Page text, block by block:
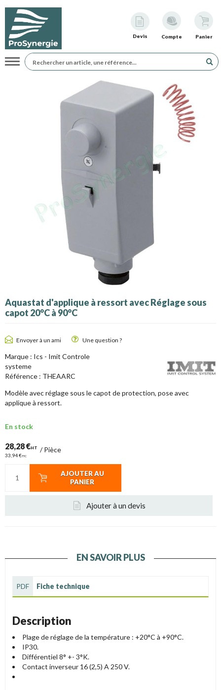
Devis Compte Panier
Navigation
Aquastat d'applique à ressort avec Réglage sous
capot 20°C à 90°C
Envoyer à un ami Une question ?
Marque : Ics - Imit Controle
systeme
Référence : THEAARC
Modèle avec réglage sous le capot de protection, pose avec
applique à ressort.
En stock
28,28 €HT
33,94 €TTC
/Pièce
AJOUTER AU
PANIER
Ajouter à un devis
EN SAVOIR PLUS
PDF Fiche technique
Description
Plage de réglage de la température : +20°C à +90°C.
IP30.
Différentiel 8° +- 3°K.
Contact inverseur 16 (2,5) A 250 V.